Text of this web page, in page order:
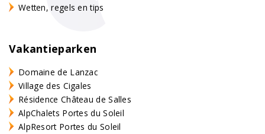
Wetten, regels en tips
Vakantieparken
Domaine de Lanzac
Village des Cigales
Résidence Château de Salles
AlpChalets Portes du Soleil
AlpResort Portes du Soleil